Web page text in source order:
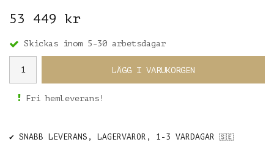
53 449 kr
Skickas inom 5-30 arbetsdagar
LÄGG I VARUKORGEN
Fri hemleverans!
✔️ SNABB LEVERANS, LAGERVAROR, 1-3 VARDAGAR 🇸🇪